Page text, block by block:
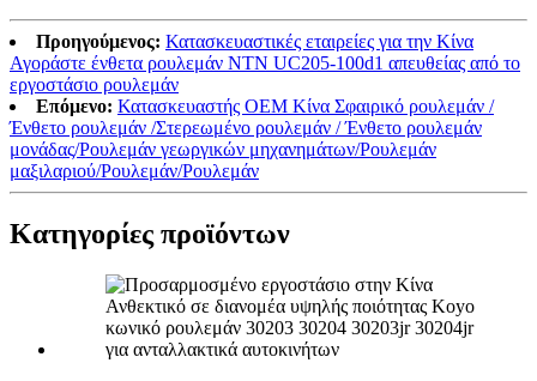
Προηγούμενος: Κατασκευαστικές εταιρείες για την Κίνα
Αγοράστε ένθετα ρουλεμάν NTN UC205-100d1 απευθείας από το
εργοστάσιο ρουλεμάν
Επόμενο: Κατασκευαστής OEM Κίνα Σφαιρικό ρουλεμάν /
Ένθετο ρουλεμάν /Στερεωμένο ρουλεμάν / Ένθετο ρουλεμάν
μονάδας/Ρουλεμάν γεωργικών μηχανημάτων/Ρουλεμάν
μαξιλαριού/Ρουλεμάν/Ρουλεμάν
Κατηγορίες προϊόντων